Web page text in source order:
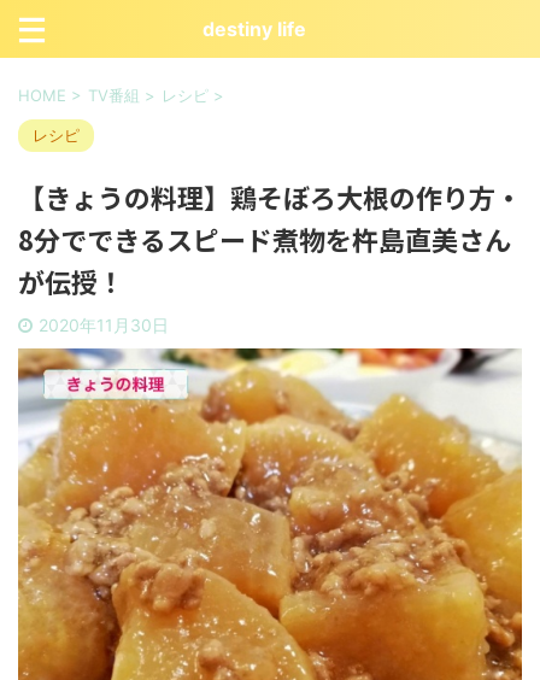
destiny life
HOME > TV番組 > レシピ >
レシピ
【きょうの料理】鶏そぼろ大根の作り方・
8分でできるスピード煮物を杵島直美さん
が伝授！
2020年11月30日